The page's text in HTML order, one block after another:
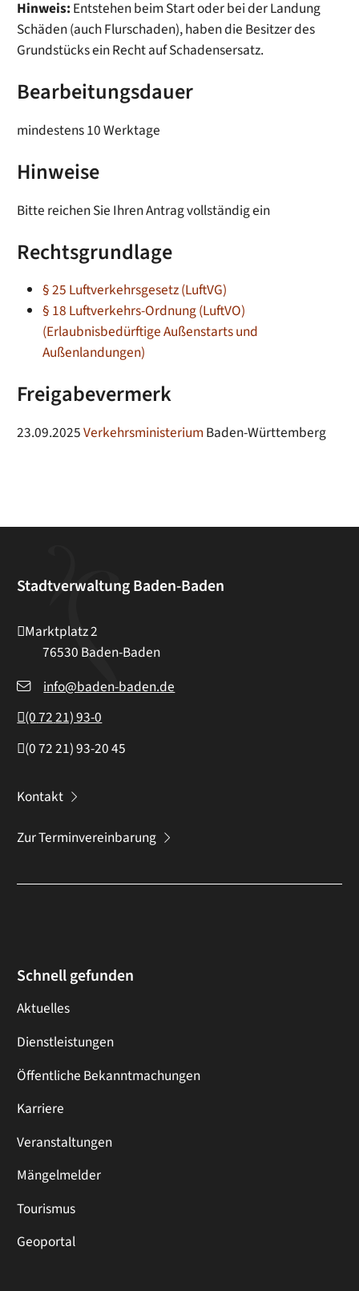
Hinweis: Entstehen beim Start oder bei der Landung
Schäden (auch Flurschaden), haben die Besitzer des
Grundstücks ein Recht auf Schadensersatz.
Bearbeitungsdauer
mindestens 10 Werktage
Hinweise
Bitte reichen Sie Ihren Antrag vollständig ein
Rechtsgrundlage
§ 25 Luftverkehrsgesetz (LuftVG)
§ 18 Luftverkehrs-Ordnung (LuftVO)
(Erlaubnisbedürftige Außenstarts und
Außenlandungen)
Freigabevermerk
23.09.2025Verkehrsministerium Baden-Württemberg
Stadtverwaltung Baden-Baden
Marktplatz 2
76530 Baden-Baden
info@baden-baden.de
(07221) 93-0
(07221) 93-2045
Kontakt
Zur Terminvereinbarung
Schnell gefunden
Aktuelles
Dienstleistungen
Öffentliche Bekanntmachungen
Karriere
Veranstaltungen
Mängelmelder
Tourismus
Geoportal